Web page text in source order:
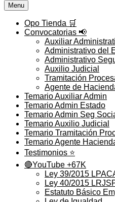
Menu
Opo Tienda 🛒
Convocatorias 📢
Auxiliar
Administrativo del
Administrativo
Auxilio Judicial
Tramitación
Agente de
Temario Auxiliar Admin
Temario Admin Estado
Temario Admin Seg
Temario Auxilio Judicial
Temario Tramitación
Temario Agente
Testimonios ⭐️
🔴YouTube +67K
Ley 39/2015
Ley 40/2015
Estatuto Básico